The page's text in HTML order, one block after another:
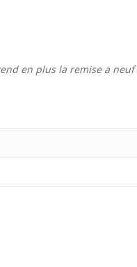
en plus la remise a neuf